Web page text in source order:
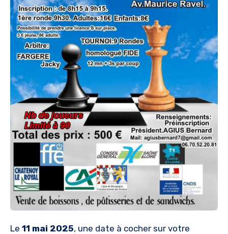
Le 11 mai 2025, une date à cocher sur votre